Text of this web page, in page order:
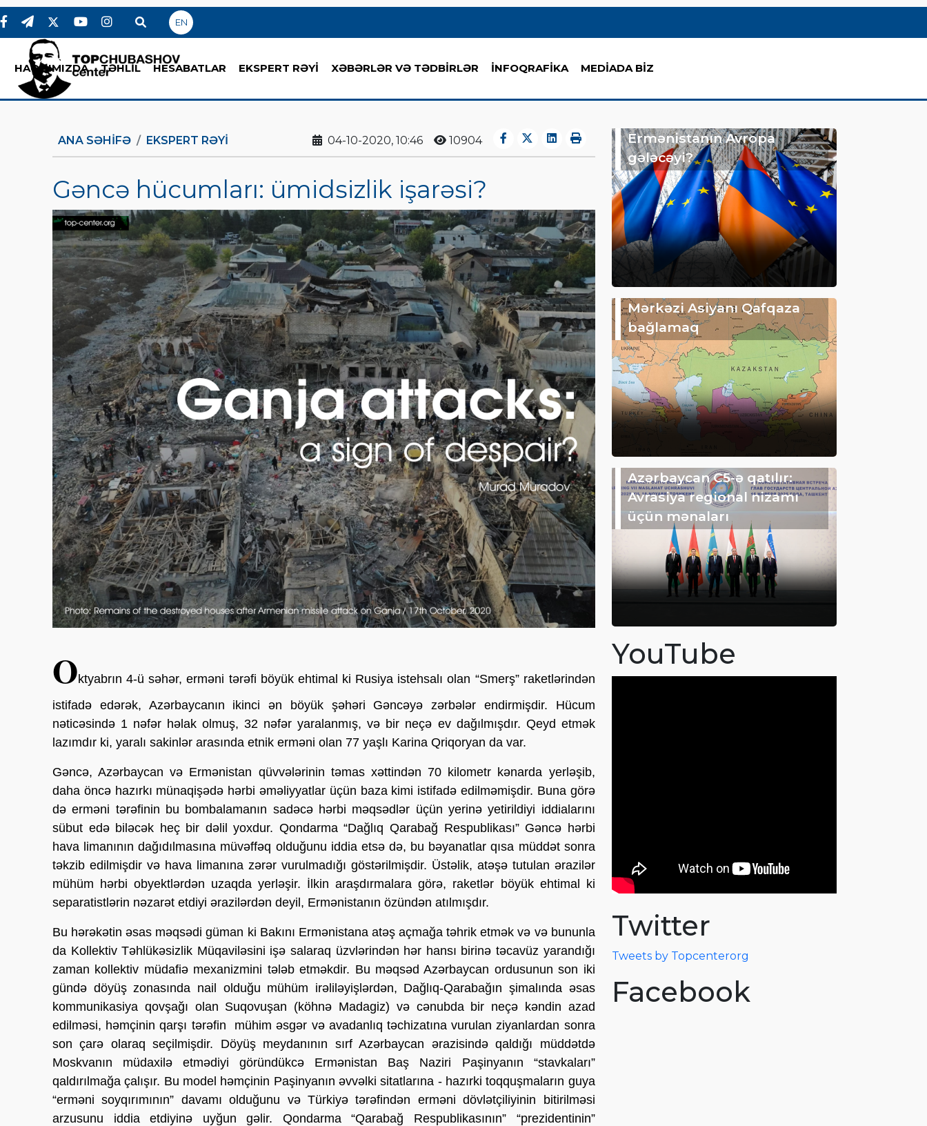
EN
HAQQIMIZDA TƏHLİL HESABATLAR EKSPERT RƏYİ XƏBƏRLƏR VƏ TƏDBİRLƏR İNFOQRAFİKA MEDİADA BİZ
ANA SƏHIFƏ EKSPERT RƏYI 04-10-2020, 10:46 10904
Gəncə hücumları: ümidsizlik işarəsi?
Oktyabrın 4-ü səhər, erməni tərəfi böyük ehtimal ki Rusiya istehsalı olan “Smerş” raketlərindən
istifadə edərək, Azərbaycanın ikinci ən böyük şəhəri Gəncəyə zərbələr endirmişdir. Hücum
nəticəsində 1 nəfər həlak olmuş, 32 nəfər yaralanmış, və bir neçə ev dağılmışdır. Qeyd etmək
lazımdır ki, yaralı sakinlər arasında etnik erməni olan 77 yaşlı Karina Qriqoryan da var.
Gəncə, Azərbaycan və Ermənistan qüvvələrinin təmas xəttindən 70 kilometr kənarda yerləşib,
daha öncə hazırkı münaqişədə hərbi əməliyyatlar üçün baza kimi istifadə edilməmişdir. Buna görə
də erməni tərəfinin bu bombalamanın sadəcə hərbi məqsədlər üçün yerinə yetirildiyi iddialarını
sübut edə biləcək heç bir dəlil yoxdur. Qondarma “Dağlıq Qarabağ Respublikası” Gəncə hərbi
hava limanının dağıdılmasına müvəffəq olduğunu iddia etsə də, bu bəyanatlar qısa müddət sonra
təkzib edilmişdir və hava limanına zərər vurulmadığı göstərilmişdir. Üstəlik, atəşə tutulan ərazilər
mühüm hərbi obyektlərdən uzaqda yerləşir. İlkin araşdırmalara görə, raketlər böyük ehtimal ki
separatistlərin nəzarət etdiyi ərazilərdən deyil, Ermənistanın özündən atılmışdır.
Bu hərəkətin əsas məqsədi güman ki Bakını Ermənistana atəş açmağa təhrik etmək və və bununla
da Kollektiv Təhlükəsizlik Müqaviləsini işə salaraq üzvlərindən hər hansı birinə təcavüz yarandığı
zaman kollektiv müdafiə mexanizmini tələb etməkdir. Bu məqsəd Azərbaycan ordusunun son iki
gündə döyüş zonasında nail olduğu mühüm irəliləyişlərdən, Dağlıq-Qarabağın şimalında əsas
kommunikasiya qovşağı olan Suqovuşan (köhnə Madagiz) və cənubda bir neçə kəndin azad
edilməsi, həmçinin qarşı tərəfin mühim əsgər və avadanlıq təchizatına vurulan ziyanlardan sonra
son çarə olaraq seçilmişdir. Döyüş meydanının sırf Azərbaycan ərazisində qaldığı müddətdə
Moskvanın müdaxilə etmədiyi göründükcə Ermənistan Baş Naziri Paşinyanın “stavkaları”
qaldırılmağa çalışır. Bu model həmçinin Paşinyanın əvvəlki sitatlarına - hazırki toqquşmaların guya
“erməni soyqırımının” davamı olduğunu və Türkiyə tərəfindən erməni dövlətçiliyinin bitirilməsi
arzusunu iddia etdiyinə uyğun gəlir. Qondarma “Qarabağ Respublikasının” “prezidentinin”
Ermənistanın Avropa
gələcəyi?
Mərkəzi Asiyanı Qafqaza
bağlamaq
Azərbaycan C5-ə qatılır:
Avrasiya regional nizamı
üçün mənaları
YouTube
Twitter
Tweets by Topcenterorg
Facebook